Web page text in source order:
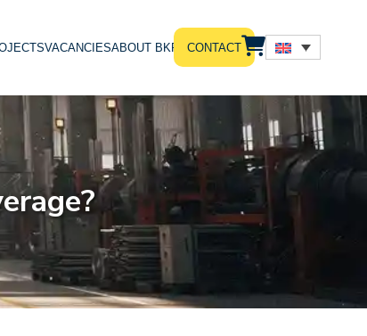
VACANCIESABOUT BKRS CONTACT